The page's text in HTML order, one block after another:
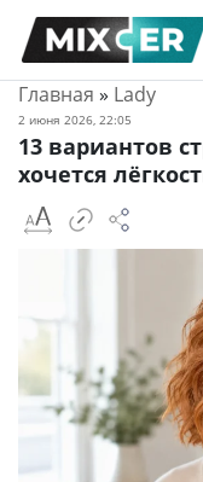
Главная » Lady
2 июня 2026, 22:05
13 вариантов
хочется